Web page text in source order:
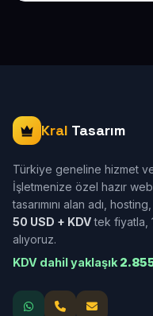
Kral Tasarım
Türkiye geneline hizmet
İşletmenize özel hazır
tasarımını alan adı,
50 USD + KDVtek fiyatla,
alıyoruz.
KDV dahil yaklaşık